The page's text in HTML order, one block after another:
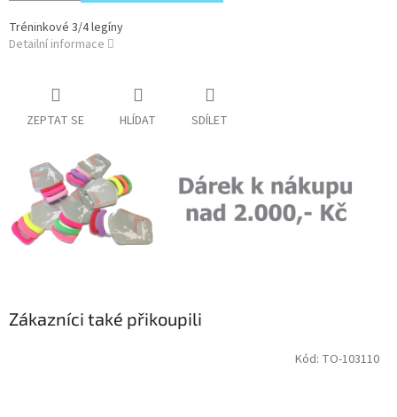
Tréninkové 3/4 legíny
Detailní informace
ZEPTAT SE HLÍDAT SDÍLET
Zákazníci také přikoupili
Kód: TO-103110